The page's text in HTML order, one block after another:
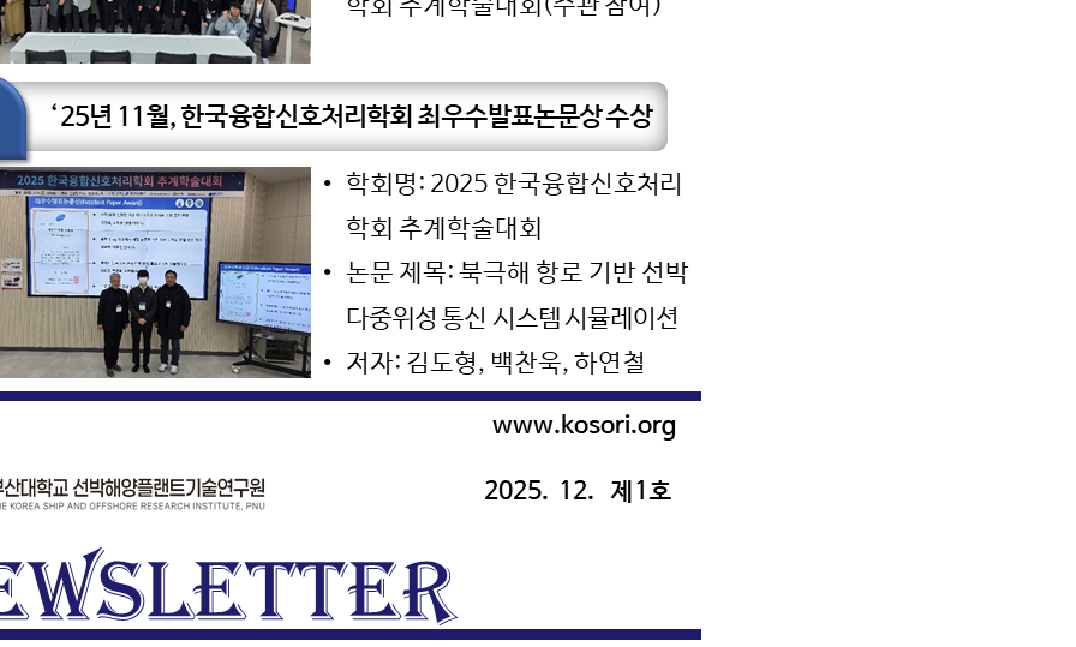
자료
공고
갤러리
화재폭발연구센터
심해저연구센터
해양ICT연구센터
구조안전설계연구실
조선해양ICT융합연구실
인증시험장비
인증시험의뢰